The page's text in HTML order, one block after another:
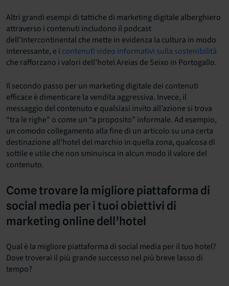
Altri grandi esempi di tattiche di marketing digitale alberghiero
attraverso i contenuti includono il podcast
dell’Intercontinental che mette in evidenza la cultura in modo
interessante, e i contenuti video informativi sulla sostenibilità
che rafforzano i valori dell’hotel Areias de Seixo in Portogallo.
Il secondo passo per un marketing digitale dei contenuti
efficace è dimenticare la vendita aggressiva. Invece, il
messaggio del contenuto e qualsiasi invito all’azione si trova
“tra le righe” o come un “a proposito” informale. Ad esempio,
un comodo collegamento alla fine di un articolo su una certa
destinazione all’hotel del marchio in quella zona, qualcosa di
sottile e utile che non sminuisca in alcun modo il valore del
contenuto.
Come trovare la migliore piattaforma di
social media per i tuoi obiettivi di
marketing online dell’hotel
Qual è la migliore piattaforma di social media per il tuo hotel?
Dove troverai il più grande successo nel più breve lasso di
tempo?